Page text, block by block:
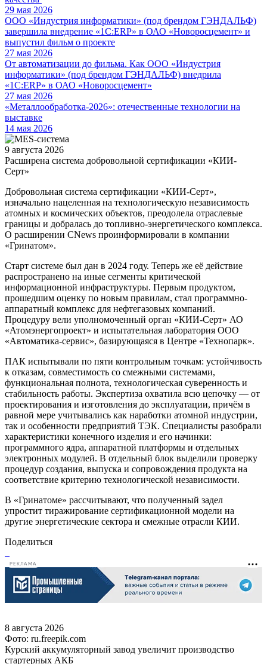
29 мая 2026
ООО «Индустрия информатики» (под брендом ГЭНДАЛЬФ)
завершила внедрение «1С:ERP» в ОАО «Новоросцемент» и
выпустил фильм о проекте
27 мая 2026
От автоматизации до фильма. Как ООО «Индустрия
информатики» (под брендом ГЭНДАЛЬФ) внедрила
«1С:ERP» в ОАО «Новоросцемент»
27 мая 2026
«Металлообработка-2026»: отечественные технологии на
выставке
14 мая 2026
9 августа 2026
Расширена система добровольной сертификации «КИИ-
Серт»
Добровольная система сертификации «КИИ-Серт»,
изначально нацеленная на технологическую независимость
атомных и космических объектов, преодолела отраслевые
границы и добралась до топливно-энергетического комплекса.
О расширении CNews проинформировали в компании
«Гринатом».
Старт системе был дан в 2024 году. Теперь же её действие
распространено на иные сегменты критической
информационной инфраструктуры. Первым продуктом,
прошедшим оценку по новым правилам, стал программно-
аппаратный комплекс для нефтегазовых компаний.
Процедуру вели уполномоченный орган «КИИ-Серт» АО
«Атомэнергопроект» и испытательная лаборатория ООО
«Автоматика-сервис», базирующаяся в Центре «Технопарк».
ПАК испытывали по пяти контрольным точкам: устойчивость
к отказам, совместимость со смежными системами,
функциональная полнота, технологическая суверенность и
стабильность работы. Экспертиза охватила всю цепочку — от
проектирования и изготовления до эксплуатации, причём в
равной мере учитывались как наработки атомной индустрии,
так и особенности предприятий ТЭК. Специалисты разобрали
характеристики конечного изделия и его начинки:
программного ядра, аппаратной платформы и отдельных
электронных модулей. В отдельный блок выделили проверку
процедур создания, выпуска и сопровождения продукта на
соответствие критерию технологической независимости.
В «Гринатоме» рассчитывают, что полученный задел
упростит тиражирование сертификационной модели на
другие энергетические сектора и смежные отрасли КИИ.
Поделиться
РЕКЛАМА
8 августа 2026
Фото: ru.freepik.com
Курский аккумуляторный завод увеличит производство
стартерных АКБ